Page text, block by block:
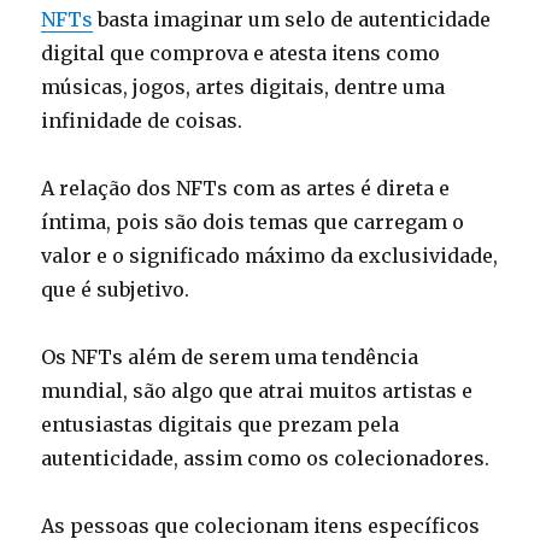
NFTs basta imaginar um selo de autenticidade
digital que comprova e atesta itens como
músicas, jogos, artes digitais, dentre uma
infinidade de coisas.
A relação dos NFTs com as artes é direta e
íntima, pois são dois temas que carregam o
valor e o significado máximo da exclusividade,
que é subjetivo.
Os NFTs além de serem uma tendência
mundial, são algo que atrai muitos artistas e
entusiastas digitais que prezam pela
autenticidade, assim como os colecionadores.
As pessoas que colecionam itens específicos